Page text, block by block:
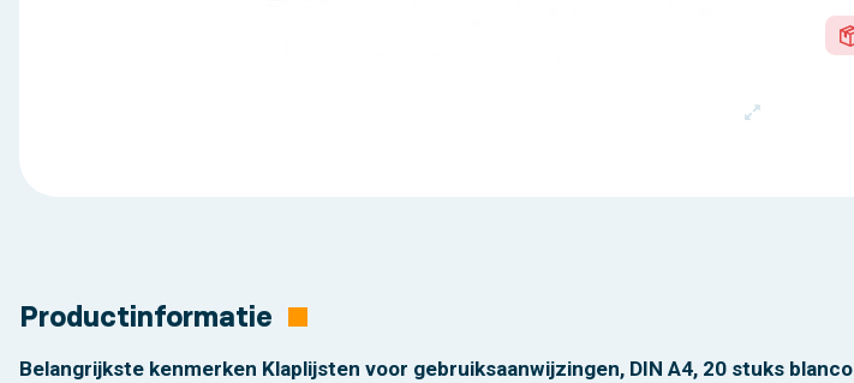
Productinformatie
Belangrijkste kenmerken Klaplijsten voor gebruiksaanwijzingen, DIN A4, 20 stuks blanco